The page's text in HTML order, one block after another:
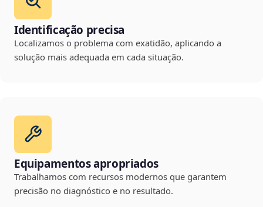
Identificação precisa
Localizamos o problema com exatidão, aplicando a
solução mais adequada em cada situação.
Equipamentos apropriados
Trabalhamos com recursos modernos que garantem
precisão no diagnóstico e no resultado.